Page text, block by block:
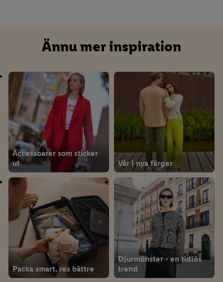
Ännu mer inspiration
Accessoarer som sticker
ut
Vår i nya färger
Packa smart, res bättre
Djurmönster - en tidlös
trend